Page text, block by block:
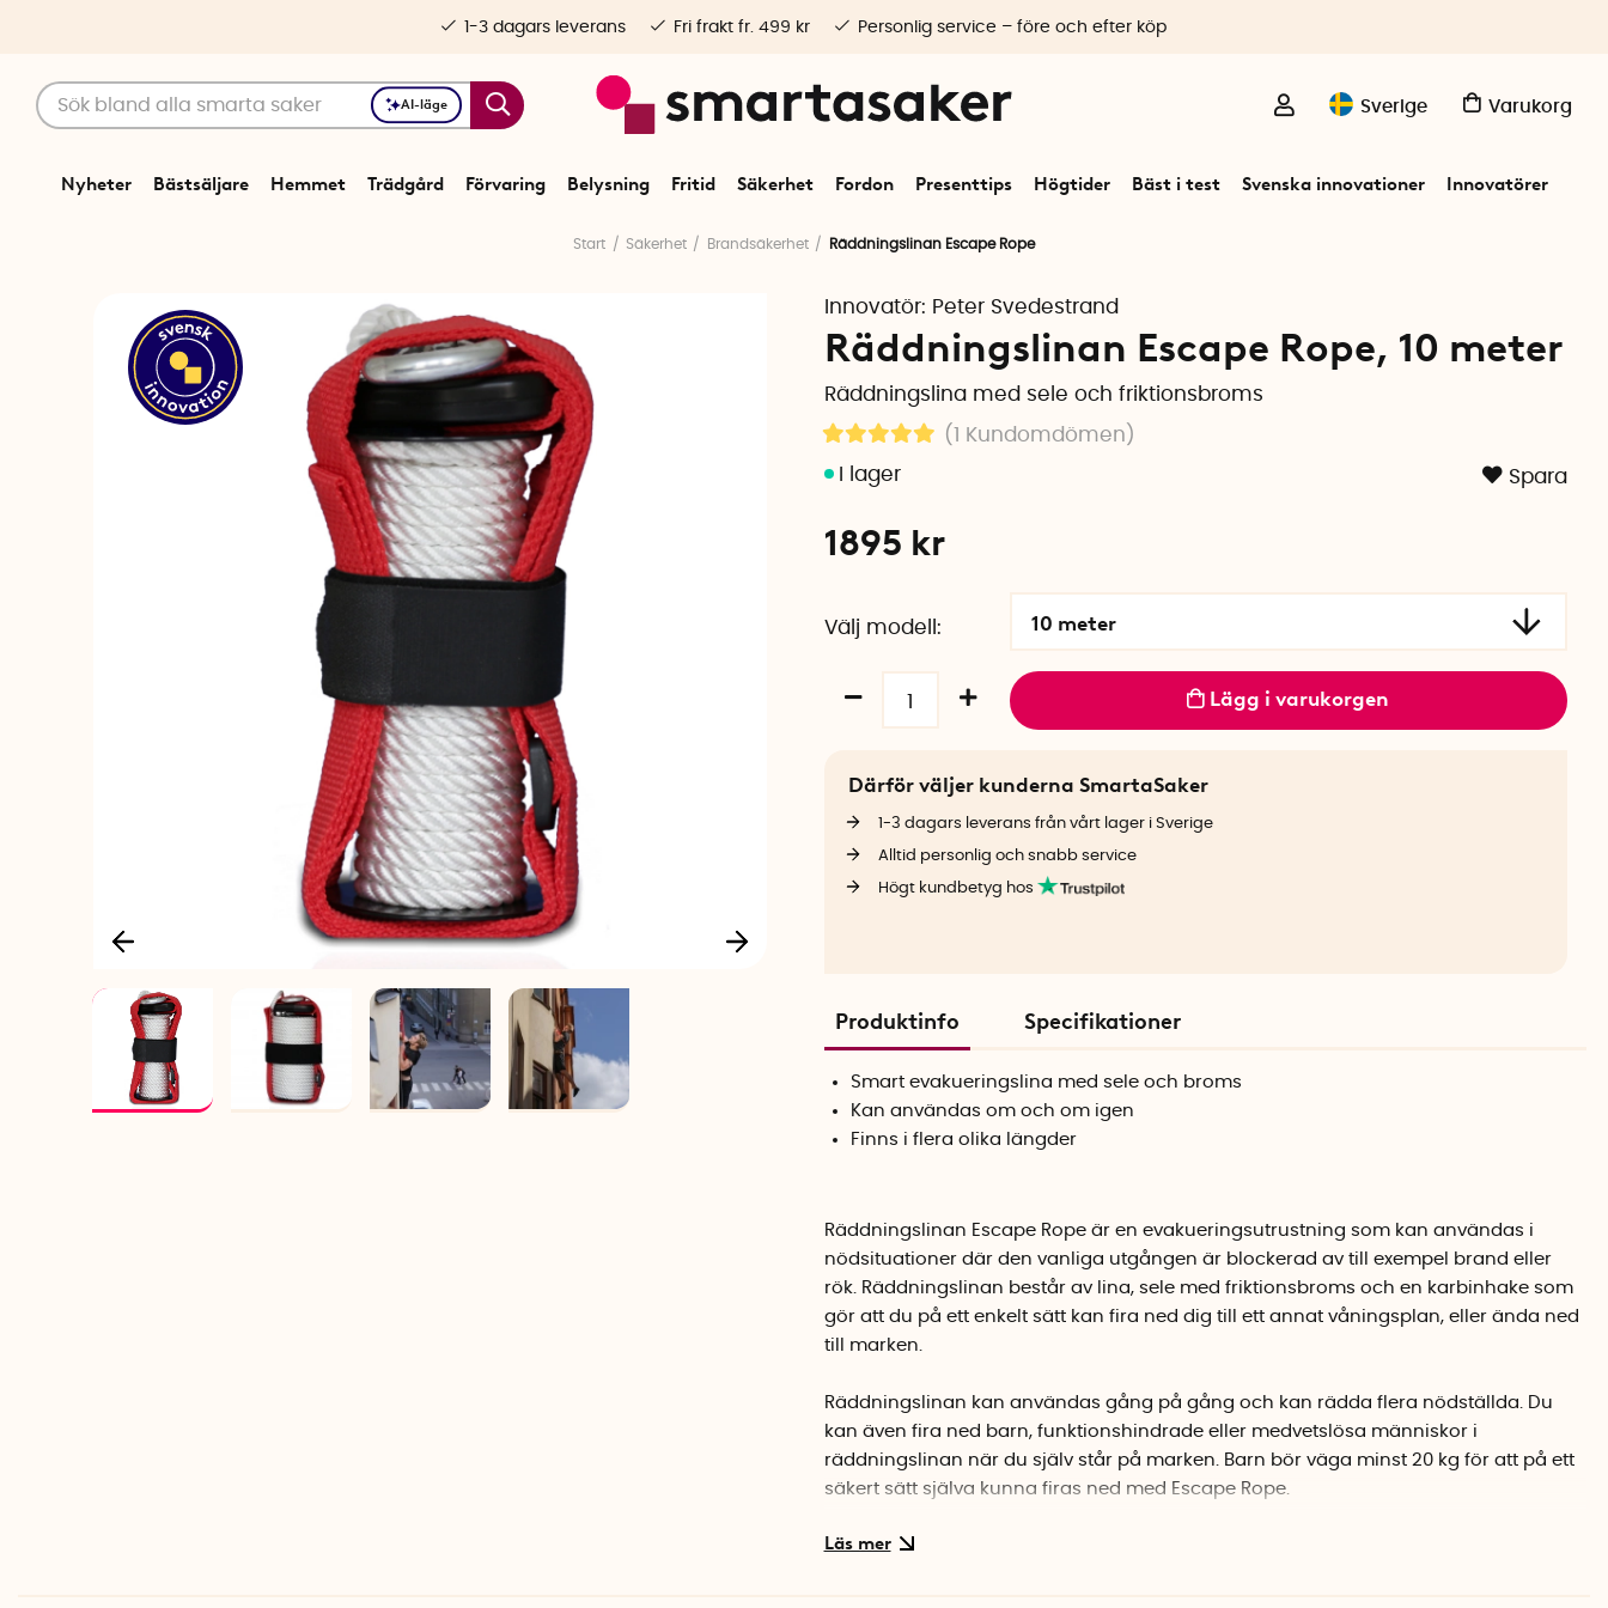
AI-läge Sverige Varukorg
Nyheter Bästsäljare Hemmet Trädgård Förvaring Belysning Fritid Säkerhet Fordon Presenttips Högtider Bäst i test Svenska innovationer Innovatörer
1-3 dagars leverans Fri frakt fr. 499 kr Personlig service – före och efter köp
Start Säkerhet Brandsäkerhet Räddningslinan Escape Rope
Innovatör: Peter Svedestrand
Räddningslinan Escape Rope, 10 meter
Räddningslina med sele och friktionsbroms
(1 Kundomdömen )
Spara
1895 kr
Välj modell 10 meter
Lägg i varukorgen
Därför väljer kunderna SmartaSaker
1-3 dagars leverans från vårt lager i Sverige
Alltid personlig och snabb service
Högt kundbetyg hos
Produktinfo Specifikationer
Smart evakueringslina med sele och broms
Kan användas om och om igen
Finns i flera olika längder
Räddningslinan Escape Rope är en evakueringsutrustning som kan användas i
nödsituationer där den vanliga utgången är blockerad av till exempel brand eller
rök. Räddningslinan består av lina, sele med friktionsbroms och en karbinhake som
gör att du på ett enkelt sätt kan fira ned dig till ett annat våningsplan, eller ända ned
till marken.
Räddningslinan kan användas gång på gång och kan rädda flera nödställda. Du
kan även fira ned barn, funktionshindrade eller medvetslösa människor i
räddningslinan när du själv står på marken. Barn bör väga minst 20 kg för att på ett
säkert sätt själva kunna firas ned med Escape Rope.
Räddningslinan är lätt att använda och du kan använda utrustningen om och om